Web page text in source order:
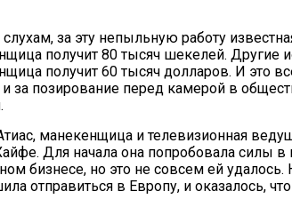
за эту непыльную работу
получит 80 тысяч шекелей. Другие
получит 60 тысяч долларов. И это
за позирование перед камерой в
манекенщица и телевизионная
Для начала она попробовала силы в
бизнесе, но это не совсем ей
отправиться в Европу, и оказалось,